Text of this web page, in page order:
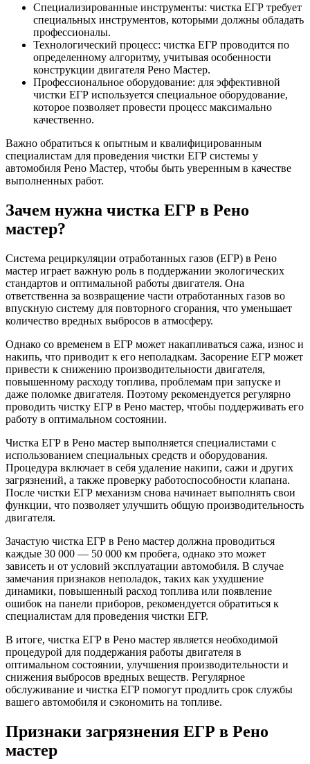
Специализированные инструменты: чистка ЕГР требует
специальных инструментов, которыми должны обладать
профессионалы.
Технологический процесс: чистка ЕГР проводится по
определенному алгоритму, учитывая особенности
конструкции двигателя Рено Мастер.
Профессиональное оборудование: для эффективной
чистки ЕГР используется специальное оборудование,
которое позволяет провести процесс максимально
качественно.
Важно обратиться к опытным и квалифицированным
специалистам для проведения чистки ЕГР системы у
автомобиля Рено Мастер, чтобы быть уверенным в качестве
выполненных работ.
Зачем нужна чистка ЕГР в Рено
мастер?
Система рециркуляции отработанных газов (ЕГР) в Рено
мастер играет важную роль в поддержании экологических
стандартов и оптимальной работы двигателя. Она
ответственна за возвращение части отработанных газов во
впускную систему для повторного сгорания, что уменьшает
количество вредных выбросов в атмосферу.
Однако со временем в ЕГР может накапливаться сажа, износ и
накипь, что приводит к его неполадкам. Засорение ЕГР может
привести к снижению производительности двигателя,
повышенному расходу топлива, проблемам при запуске и
даже поломке двигателя. Поэтому рекомендуется регулярно
проводить чистку ЕГР в Рено мастер, чтобы поддерживать его
работу в оптимальном состоянии.
Чистка ЕГР в Рено мастер выполняется специалистами с
использованием специальных средств и оборудования.
Процедура включает в себя удаление накипи, сажи и других
загрязнений, а также проверку работоспособности клапана.
После чистки ЕГР механизм снова начинает выполнять свои
функции, что позволяет улучшить общую производительность
двигателя.
Зачастую чистка ЕГР в Рено мастер должна проводиться
каждые 30 000 — 50 000 км пробега, однако это может
зависеть и от условий эксплуатации автомобиля. В случае
замечания признаков неполадок, таких как ухудшение
динамики, повышенный расход топлива или появление
ошибок на панели приборов, рекомендуется обратиться к
специалистам для проведения чистки ЕГР.
В итоге, чистка ЕГР в Рено мастер является необходимой
процедурой для поддержания работы двигателя в
оптимальном состоянии, улучшения производительности и
снижения выбросов вредных веществ. Регулярное
обслуживание и чистка ЕГР помогут продлить срок службы
вашего автомобиля и сэкономить на топливе.
Признаки загрязнения ЕГР в Рено
мастер